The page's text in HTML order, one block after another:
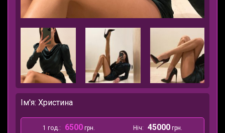
Ім'я: Христина
1 год.: 6500 грн. Ніч: 45000 грн.